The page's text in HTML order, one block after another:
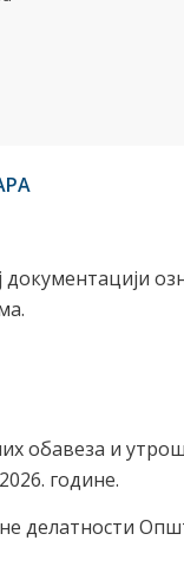
обавеза и
године.
делатности